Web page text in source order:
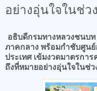
อย่างอุ่นใจในช่ว
อธิบดีกรมทางหลวงชนบ
ภาคกลาง พร้อมกำชับศูน
ประเทศ เข้มงวดมาตรกา
ถึงที่หมายอย่างอุ่นใจในช่ว